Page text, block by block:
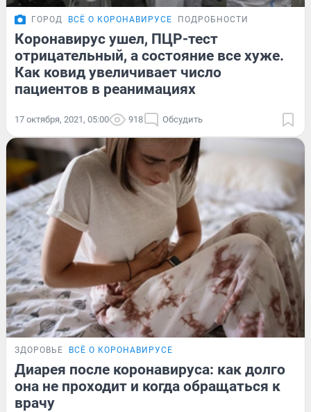
ГОРОД ВСЁ О КОРОНАВИРУСЕ ПОДРОБНОСТИ
Коронавирус ушел, ПЦР-тест
отрицательный, а состояние все хуже.
Как ковид увеличивает число
пациентов в реанимациях
17 октября, 2021, 05:00 918 Обсудить
ЗДОРОВЬЕ ВСЁ О КОРОНАВИРУСЕ
Диарея после коронавируса: как долго
она не проходит и когда обращаться к
врачу